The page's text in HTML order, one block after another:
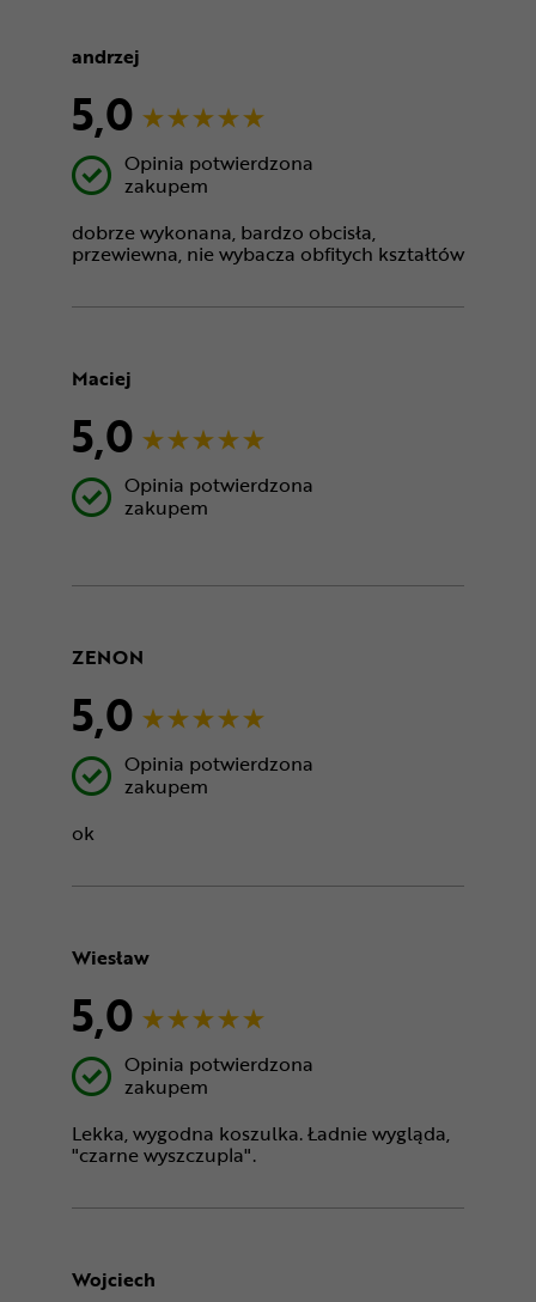
andrzej
5,0
Opinia potwierdzona
zakupem
dobrze wykonana, bardzo obcisła,
przewiewna, nie wybacza obfitych kształtów
Maciej
5,0
Opinia potwierdzona
zakupem
ZENON
5,0
Opinia potwierdzona
zakupem
ok
Wiesław
5,0
Opinia potwierdzona
zakupem
Lekka, wygodna koszulka. Ładnie wygląda,
"czarne wyszczupla".
Wojciech